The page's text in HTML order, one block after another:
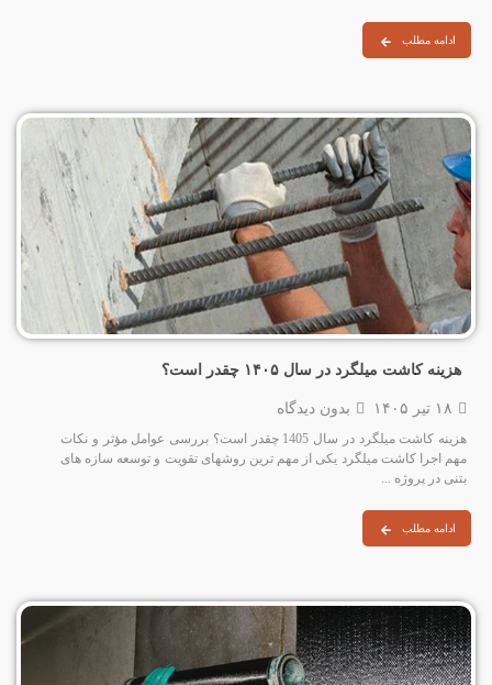
ادامه مطلب
هزینه کاشت میلگرد در سال ۱۴۰۵ چقدر است؟
۱۸ تیر ۱۴۰۵ بدون دیدگاه
هزینه کاشت میلگرد در سال 1405 چقدر است؟ بررسی عوامل مؤثر و نکات
مهم اجرا کاشت میلگرد یکی از مهم‌ ترین روشهای تقویت و توسعه سازه‌ های
بتنی در پروژه‌ ...
ادامه مطلب